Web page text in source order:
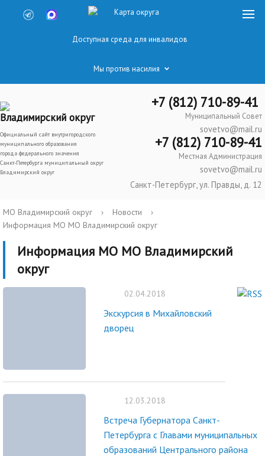
Карта округа
Доступная среда для инвалидов
Мы против насилия
Владимирский округ
Официальный сайт внутригородского
муниципального образования
города федерального значения
Санкт-Петербурга муниципальный округ
Владимирский округ
+7 (812) 710-89-41
Муниципальный Совет
sovetvo@mail.ru
+7 (812) 710-89-41
Местная Администрация
sovetvo@mail.ru
Санкт-Петербург, ул. Правды, д. 12
МО Владимирский округ › Новости
›
Информация МО МО Владимирский округ
Информация МО МО Владимирский
округ
02.04.2018
Экскурсия в Михайловский
дворец
12.03.2018
Встреча Губернатора Санкт-
Петербурга с Главами муниципальных
образований Центрального района